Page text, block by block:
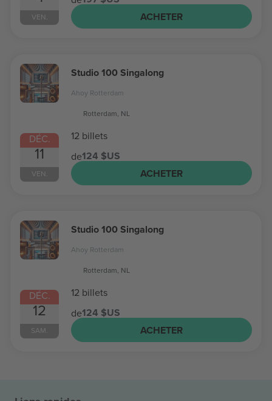
VEN.
ACHETER
DÉC.
11
VEN.
Studio 100 Singalong
Ahoy Rotterdam
Rotterdam, NL
12 billets
de124 $US
ACHETER
DÉC.
12
SAM.
Studio 100 Singalong
Ahoy Rotterdam
Rotterdam, NL
12 billets
de124 $US
ACHETER